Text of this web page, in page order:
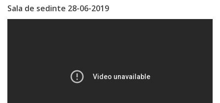
Atragere
Serviciul
Sala de sedinte 28-06-2019